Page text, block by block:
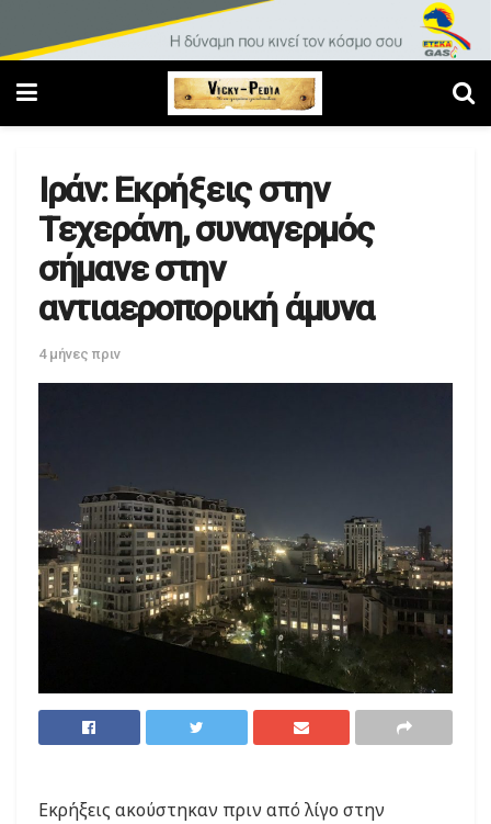
Ιράν: Εκρήξεις στην
Τεχεράνη, συναγερμός
σήμανε στην
αντιαεροπορική άμυνα
4 μήνες πριν
Εκρήξεις ακούστηκαν πριν από λίγο στην